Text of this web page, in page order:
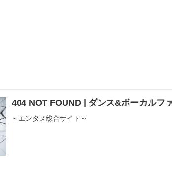
404 NOT FOUND | ダンス&ボーカルフ
～エンタメ総合サイト～